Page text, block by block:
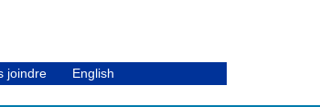
joindre English